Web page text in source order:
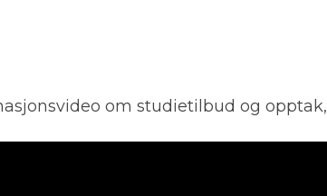
om studietilbud og opptak,